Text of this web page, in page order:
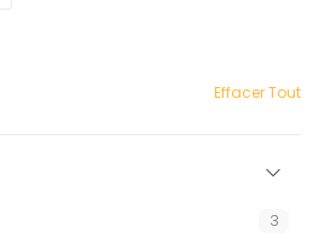
Effacer Tout
3